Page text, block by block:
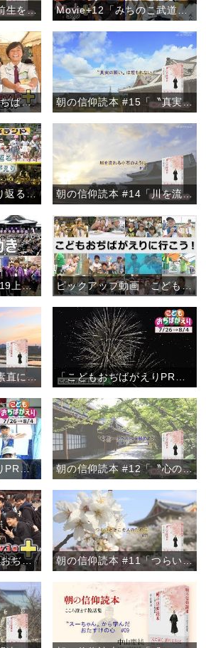
朝の信仰読本 #16「前生を悟る方法」 Movie+12「みちのこ武道大会2019」
Movie+11「こどもおぢばがえり2019開幕」 朝の信仰読本 #15「〝真実の願い〟は埋もれない」
「テーマソングで振り返る 平成のこどもおぢばがえり」『ピックアップ動画』 朝の信仰読本 #14「川を流れる小石のように」
「webみちの動き 2019上半期」 ピックアップ動画「こどもおぢばがえりに行こう！」
朝の信仰読本 #13「素直に謝ることができますか？」 「こどもおぢばがえりPRムービー2019【Ver.2】」
「こどもおぢばがえりPRムービー2019【Ver.1】」 朝の信仰読本 #12「〝心のシートベルト〟を締めよう」
Movie+10「春の学生おぢばがえり」 朝の信仰読本 #11「つらいときこそ人のために」